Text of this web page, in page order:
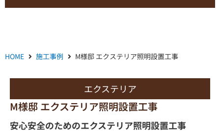
HOME 施工事例 M様邸 エクステリア照明設置工事
エクステリア
M様邸 エクステリア照明設置工事
安心安全のためのエクステリア照明設置工事